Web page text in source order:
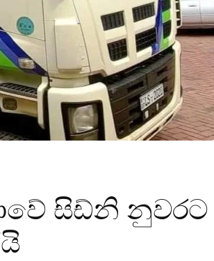
සිඩ්නි නුවරට